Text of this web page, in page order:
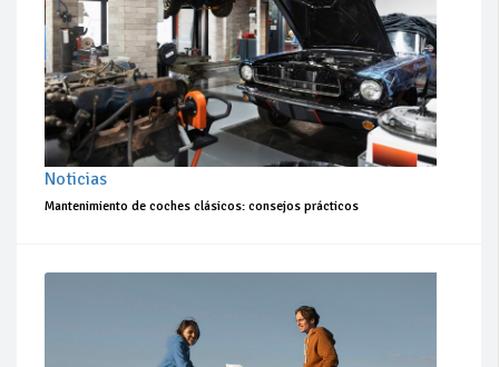
Noticias
Mantenimiento de coches clásicos: consejos prácticos